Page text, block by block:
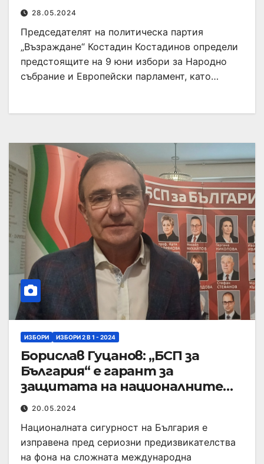
28.05.2024
Председателят на политическа партия
„Възраждане“ Костадин Костадинов определи
предстоящите на 9 юни избори за Народно
събрание и Европейски парламент, като…
ИЗБОРИ ИЗБОРИ 2 В 1 - 2024
Борислав Гуцанов: „БСП за
България“ е гарант за
защитата на националните
интереси
20.05.2024
Националната сигурност на България е
изправена пред сериозни предизвикателства
на фона на сложната международна